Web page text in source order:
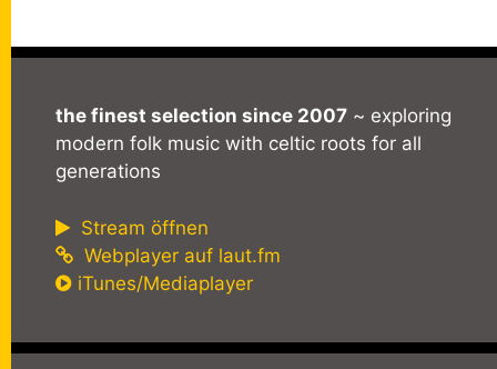
the finest selection since 2007 ~ exploring
modern folk music with celtic roots for all
generations
Stream öffnen
Webplayer auf laut.fm
iTunes/Mediaplayer